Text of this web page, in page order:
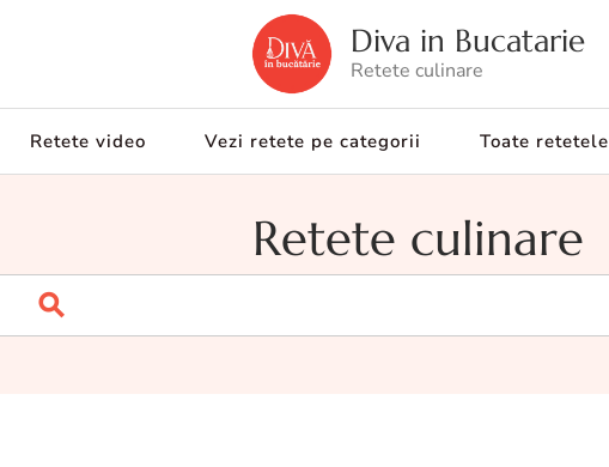
Diva in Bucatarie
Retete culinare
Retete video Vezi retete pe categorii Toate retetele
Retete culinare